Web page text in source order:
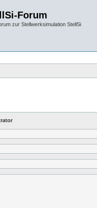
Forum
zur Stellwerksimulation StellSi